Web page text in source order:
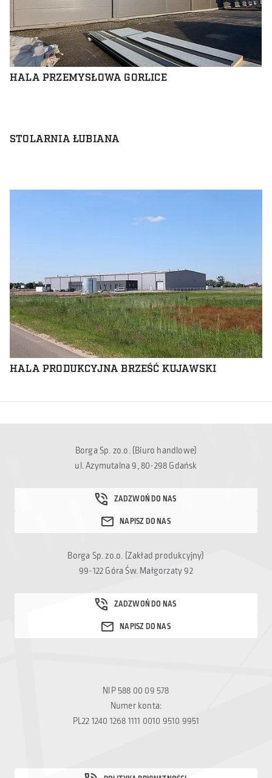
HALA PRZEMYSŁOWA GORLICE
STOLARNIA ŁUBIANA
HALA PRODUKCYJNA BRZEŚĆ KUJAWSKI
Borga Sp. zo.o. (Biuro handlowe)
ul. Azymutalna 9, 80-298 Gdańsk
Borga Sp. zo.o. (Zakład produkcyjny)
99-122 Góra Św. Małgorzaty 92
NIP 588 00 09 578
Numer konta:
PL22 1240 1268 1111 0010 9510 9951